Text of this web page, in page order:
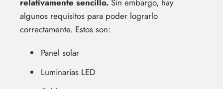
relativamente sencillo. Sin embargo, hay
algunos requisitos para poder lograrlo
correctamente. Estos son:
Panel solar
Luminarias LED